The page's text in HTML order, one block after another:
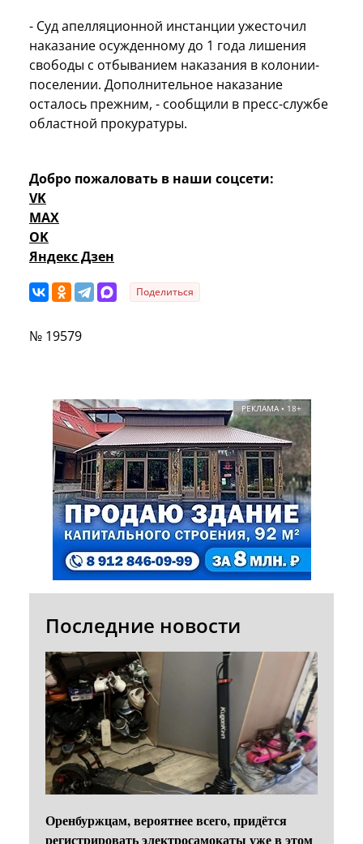
- Суд апелляционной инстанции ужесточил
наказание осужденному до 1 года лишения
свободы с отбыванием наказания в колонии-
поселении. Дополнительное наказание
осталось прежним, - сообщили в пресс-службе
областной прокуратуры.
Добро пожаловать в наши соцсети:
VK
MAX
OK
Яндекс Дзен
Поделиться
№ 19579
РЕКЛАМА • 18+
Последние новости
Оренбуржцам, вероятнее всего, придётся
регистрировать электросамокаты уже в этом